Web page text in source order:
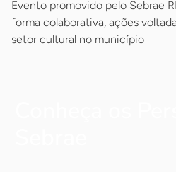
Evento promovido pelo Sebrae
forma colaborativa, ações
setor cultural no município